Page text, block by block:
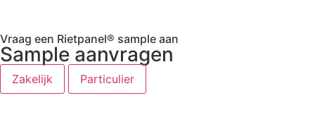
Vraag een Rietpanel® sample aan
Sample aanvragen
Zakelijk Particulier